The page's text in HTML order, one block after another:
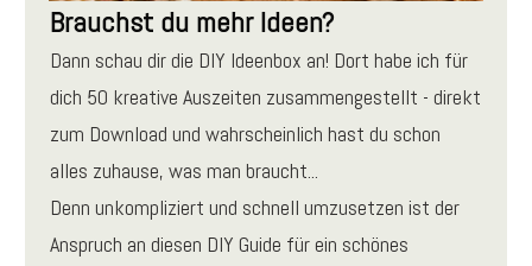
Brauchst du mehr Ideen?
Dann schau dir die DIY Ideenbox an! Dort habe ich für
dich 50 kreative Auszeiten zusammengestellt - direkt
zum Download und wahrscheinlich hast du schon
alles zuhause, was man braucht...
Denn unkompliziert und schnell umzusetzen ist der
Anspruch an diesen DIY Guide für ein schönes